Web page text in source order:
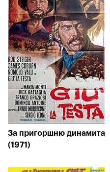
За пригоршню динамита
(1971)